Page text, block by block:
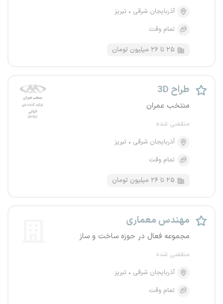
آذربایجان شرقی
تبریز
تمام وقت
۲۵ تا ۲۶ میلیون تومان
طراح 3D
منتخب عمران
منقضی شده
آذربایجان شرقی
تبریز
تمام وقت
۲۵ تا ۲۶ میلیون تومان
مهندس معماری
مجموعه فعال در حوزه ساخت و ساز
منقضی شده
آذربایجان شرقی
تبریز
تمام وقت